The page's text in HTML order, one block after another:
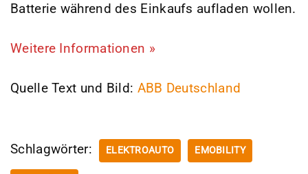
Batterie während des Einkaufs aufladen wollen.
Weitere Informationen »
Quelle Text und Bild: ABB Deutschland
Schlagwörter: ELEKTROAUTO EMOBILITY